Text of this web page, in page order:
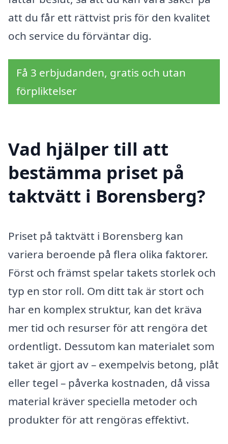
att du får ett rättvist pris för den kvalitet
och service du förväntar dig.
Få 3 erbjudanden, gratis och utan
förpliktelser
Vad hjälper till att
bestämma priset på
taktvätt i Borensberg?
Priset på taktvätt i Borensberg kan
variera beroende på flera olika faktorer.
Först och främst spelar takets storlek och
typ en stor roll. Om ditt tak är stort och
har en komplex struktur, kan det kräva
mer tid och resurser för att rengöra det
ordentligt. Dessutom kan materialet som
taket är gjort av – exempelvis betong, plåt
eller tegel – påverka kostnaden, då vissa
material kräver speciella metoder och
produkter för att rengöras effektivt.